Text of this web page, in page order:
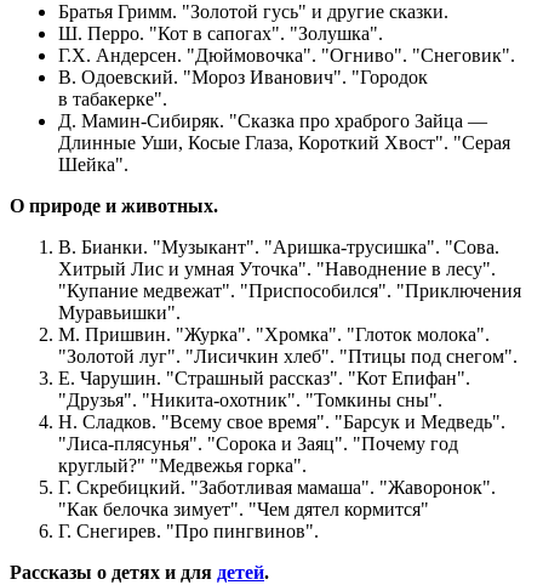
Братья Гримм. "Золотой гусь" и другие сказки.
Ш. Перро. "Кот в сапогах". "Золушка".
Г.Х. Андерсен. "Дюймовочка". "Огниво". "Снеговик".
В. Одоевский. "Мороз Иванович". "Городок
в табакерке".
Д. Мамин-Сибиряк. "Сказка про храброго Зайца —
Длинные Уши, Косые Глаза, Короткий Хвост". "Серая
Шейка".
О природе и животных.
В. Бианки. "Музыкант". "Аришка-трусишка". "Сова.
Хитрый Лис и умная Уточка". "Наводнение в лесу".
"Купание медвежат". "Приспособился". "Приключения
Муравьишки".
М. Пришвин. "Журка". "Хромка". "Глоток молока".
"Золотой луг". "Лисичкин хлеб". "Птицы под снегом".
Е. Чарушин. "Страшный рассказ". "Кот Епифан".
"Друзья". "Никита-охотник". "Томкины сны".
Н. Сладков. "Всему свое время". "Барсук и Медведь".
"Лиса-плясунья". "Сорока и Заяц". "Почему год
круглый?" "Медвежья горка".
Г. Скребицкий. "Заботливая мамаша". "Жаворонок".
"Как белочка зимует". "Чем дятел кормится"
Г. Снегирев. "Про пингвинов".
Рассказы о детях и для детей.